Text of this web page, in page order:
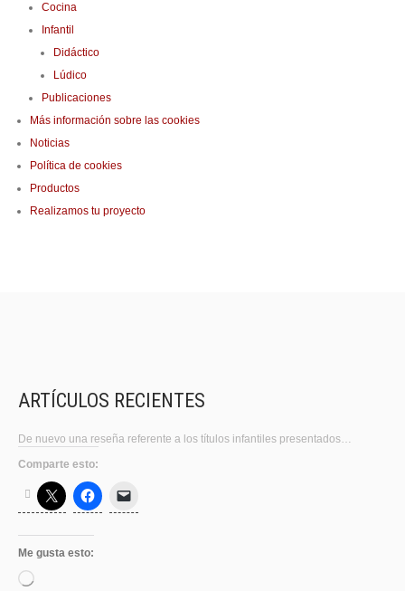
Cocina
Infantil
Didáctico
Lúdico
Publicaciones
Más información sobre las cookies
Noticias
Política de cookies
Productos
Realizamos tu proyecto
ARTÍCULOS RECIENTES
De nuevo una reseña referente a los títulos infantiles presentados…
Comparte esto:
Me gusta esto:
Cargando...